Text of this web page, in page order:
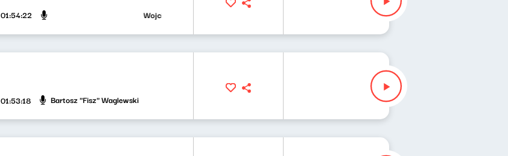
01:54:22 Wojciech Waglewski, Bartosz "Fisz" Waglewski
01:53:18 Bartosz "Fisz" Waglewski